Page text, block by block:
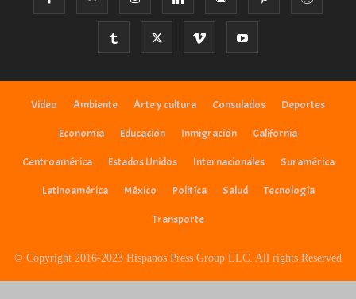
Video Ambiente Arte y cultura Consulados Deportes
Economía Educación Inmigración California
Centroamérica Estados Unidos Internacionales Suramérica
Latinoamérica México Politíca Salud Tecnología
Transporte
© Copyright 2016-2023 Hispanos Press Group LLC. All rights Reserved